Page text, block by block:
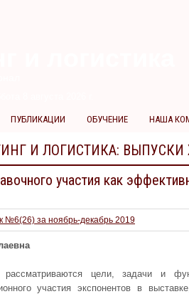
ПУБЛИКАЦИИ ОБУЧЕНИЕ НАША
И ЛОГИСТИКА: ВЫПУСКИ
участия как
№6(26) за ноябрь-декабрь 2019
цели, задачи и
участия экспонентов в